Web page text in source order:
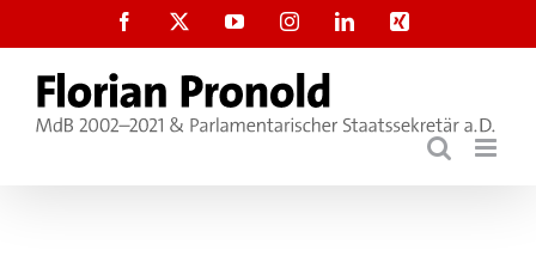
Facebook YouTubeInstagramLinkedInXing